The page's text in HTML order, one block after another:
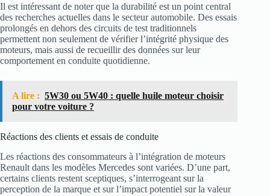
Il est intéressant de noter que la durabilité est un point central
des recherches actuelles dans le secteur automobile. Des essais
prolongés en dehors des circuits de test traditionnels
permettent non seulement de vérifier l’intégrité physique des
moteurs, mais aussi de recueillir des données sur leur
comportement en conduite quotidienne.
A lire : 5W30 ou 5W40 : quelle huile moteur choisir
pour votre voiture ?
Réactions des clients et essais de conduite
Les réactions des consommateurs à l’intégration de moteurs
Renault dans les modèles Mercedes sont variées. D’une part,
certains clients restent sceptiques, s’interrogeant sur la
perception de la marque et sur l’impact potentiel sur la valeur